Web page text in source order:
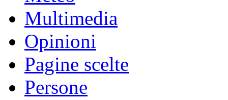
Multimedia
Opinioni
Pagine scelte
Persone